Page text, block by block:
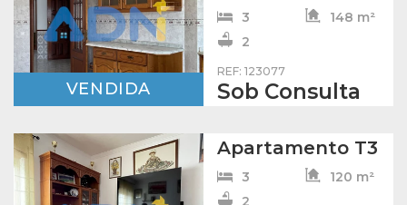
VENDIDA
3
148 m²
2
REF: 123077
Sob Consulta
Apartamento T3
3
120 m²
2